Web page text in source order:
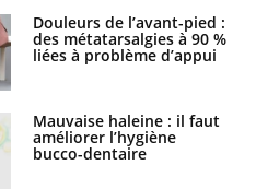
Douleurs de l’avant-pied :
des métatarsalgies à 90 %
liées à problème d’appui
Mauvaise haleine : il faut
améliorer l’hygiène
bucco-dentaire